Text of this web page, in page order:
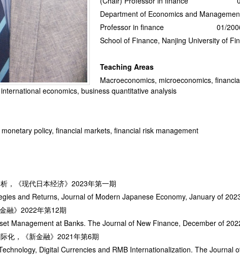
Department of Economics and
Professor in finance 01/2006-
School of Finance, Nanjing University of
Teaching Areas
Macroeconomics, microeconomics,
economics, business quantitative analysis
policy, financial markets, financial risk management
，《现代日本经济》2023年第一期
and Returns, Journal of Modern Japanese Economy, January of
融》2022年第12期
Management at Banks. The Journal of New Finance, December of
化，《新金融》2021年第6期
Digital Currencies and RMB Internationalization. The Journal